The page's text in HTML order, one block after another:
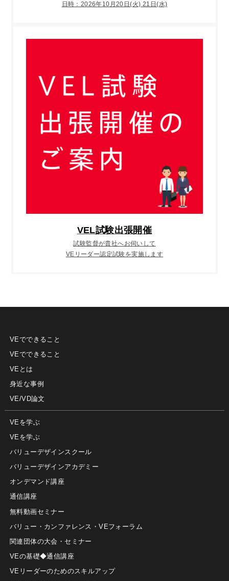
日時：2026年10月20日(火) 21日(水)
VEL試験出張開催
試験監督が貴社へお伺いして
VEリーダー認定試験を実施します
VEでできること
VEでできること
VEとは
身近な事例
VE/VD論文
VEを学ぶ
VEを学ぶ
バリューデザインスクール
バリューデザインアカデミー
オンデマンド講座
通信講座
無料動画セミナー
バリュー・カンファレンス・VEフォーラム
関連団体の大会・セミナー
VEの基礎◆通信講座
VEリーダーのためのスキルアップ